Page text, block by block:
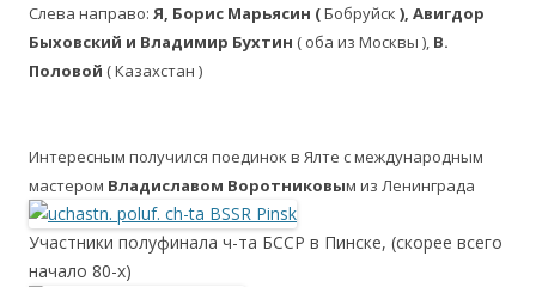
Слева направо: Я, Борис Марьясин (Бобруйск ), Авигдор
Быховский и Владимир Бухтин ( оба из Москвы ), В.
Половой ( Казахстан )
Интересным получился поединок в Ялте с международным
мастером Владиславом Воротниковым из Ленинграда
Участники полуфинала ч-та БССР в Пинске, (скорее всего
начало 80-х)